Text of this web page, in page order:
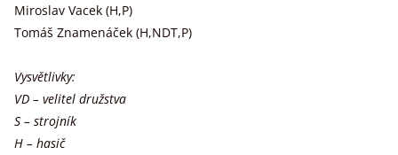
Miroslav Vacek (H,P)
Tomáš Znamenáček (H,NDT,P)
Vysvětlivky:
VD – velitel družstva
S – strojník
H – hasič